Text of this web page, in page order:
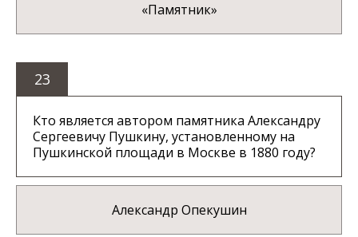
«Памятник»
23
Кто является автором памятника Александру
Сергеевичу Пушкину, установленному на
Пушкинской площади в Москве в 1880 году?
Александр Опекушин